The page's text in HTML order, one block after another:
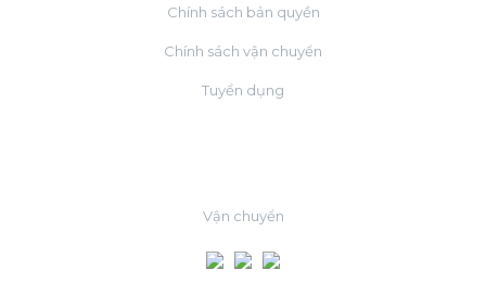
Chính sách bản quyền
Chính sách vận chuyển
Tuyển dụng
Vận chuyển